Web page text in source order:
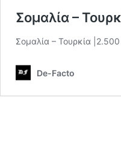
Σομαλία –
Σομαλία – Τουρκία
De-Facto